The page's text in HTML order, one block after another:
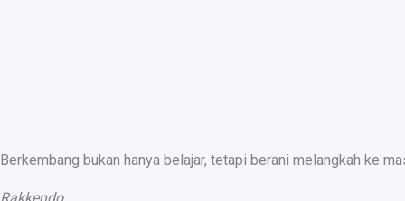
Berkembang bukan hanya belajar, tetapi berani melangkah ke